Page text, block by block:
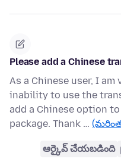
Please add a Chinese
As a Chinese user, I
inability to use the
add a Chinese option
package. Thank …
ఆర్కైవ్ చేయబడింది